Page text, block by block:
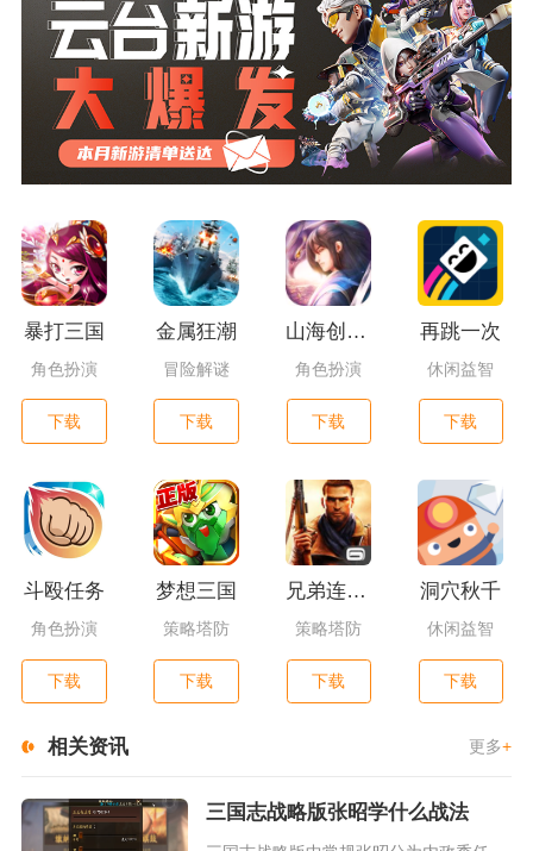
暴打三国
角色扮演
下载
金属狂潮
冒险解谜
下载
山海创世录一剑天逆
角色扮演
下载
再跳一次
休闲益智
下载
斗殴任务
角色扮演
下载
梦想三国
策略塔防
下载
兄弟连3：战争之子
策略塔防
下载
洞穴秋千
休闲益智
下载
相关资讯 更多+
三国志战略版张昭学什么战法